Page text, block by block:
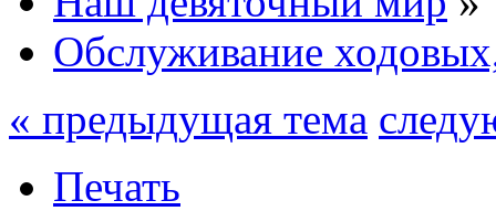
Обслуживание
« предыдущая тема
Печать